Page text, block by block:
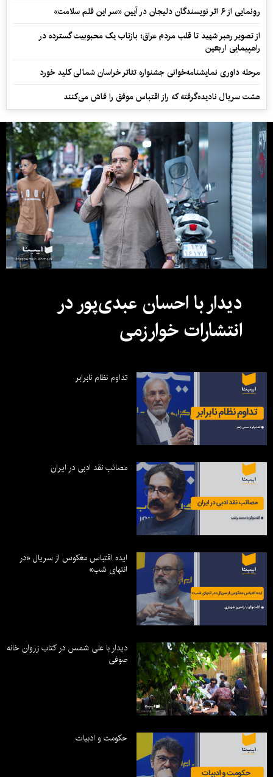
رونمایی از ۶ اثر نویسندگان دلیجان در آیین «سر این قلم سلامت»
از تصویر رهبر شهید تا قلب مردم عراق؛ بازتاب یک محبوبیت گسترده در
راهپیمایی اربعین
مرحله داوری نمایشنامه‌خوانی جشنواره تئاتر خراسان شمالی کلید خورد
هشت سریال نادیده‌گرفته که راز اقتباس موفق را فاش می‌کنند
دیدار با احسان عبدی‌پور در
انتشارات خوارزمی
تداوم نظام نابرابر
مصائب نقد ادبی در ایران
ایده اقتباس معکوس از سریال «در
انتهای شب»
دیدار با علی شمس در کتاب زروان خانه
صوفی
حکومت و ادبیات